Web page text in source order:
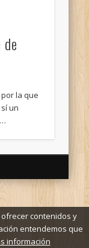
la que
un
contenidos y
entendemos que
información